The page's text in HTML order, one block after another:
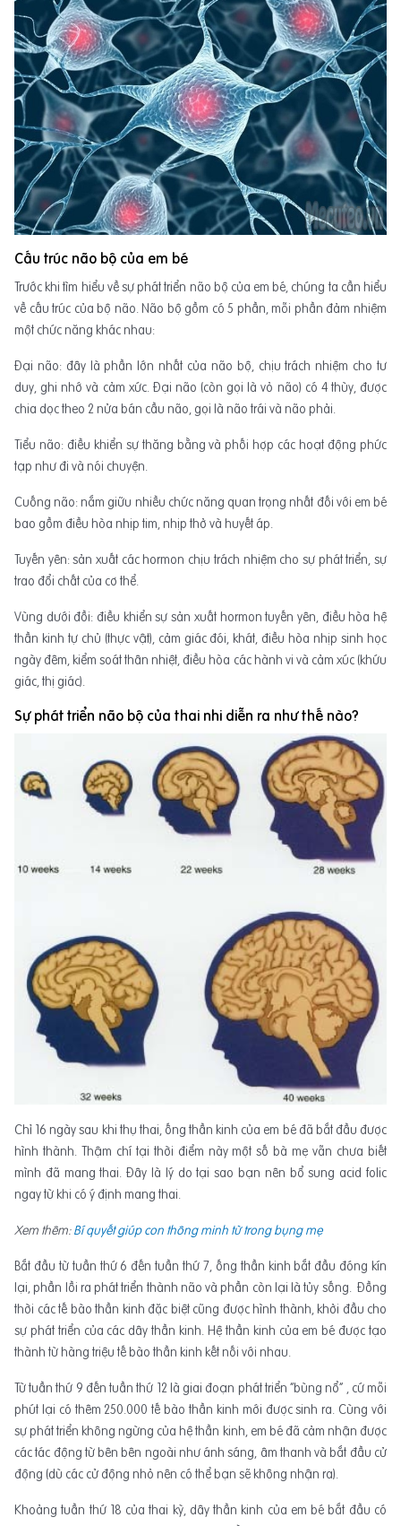
Cấu trúc não bộ của em bé
Trước khi tìm hiểu về sự phát triển não bộ của em bé, chúng ta cần hiểu
về cấu trúc của bộ não. Não bộ gồm có 5 phần, mỗi phần đảm nhiệm
một chức năng khác nhau:
Đại não: đây là phần lớn nhất của não bộ, chịu trách nhiệm cho tư
duy, ghi nhớ và cảm xức. Đại não (còn gọi là vỏ não) có 4 thùy, được
chia dọc theo 2 nửa bán cầu não, gọi là não trái và não phải.
Tiểu não: điều khiển sự thăng bằng và phối hợp các hoạt động phức
tạp như đi và nói chuyện.
Cuống não: nắm giữu nhiều chức năng quan trọng nhất đối với em bé
bao gồm điều hòa nhịp tim, nhịp thở và huyết áp.
Tuyến yên: sản xuất các hormon chịu trách nhiệm cho sự phát triển, sự
trao đổi chất của cơ thể.
Vùng dưới đồi: điều khiển sự sản xuất hormon tuyến yên, điều hòa hệ
thần kinh tự chủ (thực vật), cảm giác đói, khát, điều hòa nhịp sinh học
ngày đêm, kiểm soát thân nhiệt, điều hòa các hành vi và cảm xúc (khứu
giác, thị giác).
Sự phát triển não bộ của thai nhi diễn ra như thế nào?
Chỉ 16 ngày sau khi thụ thai, ống thần kinh của em bé đã bắt đầu được
hình thành. Thậm chí tại thời điểm này một số bà mẹ vẫn chưa biết
mình đã mang thai. Đây là lý do tại sao bạn nên bổ sung acid folic
ngay từ khi có ý định mang thai.
Xem thêm:Bí quyết giúp con thông minh từ trong bụng mẹ
Bắt đầu từ tuần thứ 6 đến tuần thứ 7, ống thần kinh bắt đầu đóng kín
lại, phần lồi ra phát triển thành não và phần còn lại là tủy sống. Đồng
thời các tế bào thần kinh đặc biệt cũng được hình thành, khởi đầu cho
sự phát triển của các dây thần kinh. Hệ thần kinh của em bé được tạo
thành từ hàng triệu tế bào thần kinh kết nối với nhau.
Từ tuần thứ 9 đến tuần thứ 12 là giai đoạn phát triển “bùng nổ” , cứ mỗi
phút lại có thêm 250.000 tế bào thần kinh mới được sinh ra. Cùng với
sự phát triển không ngừng của hệ thần kinh, em bé đã cảm nhận được
các tác động từ bên bên ngoài như ánh sáng, âm thanh và bắt đầu cử
động (dù các cử động nhỏ nên có thể bạn sẽ không nhận ra).
Khoảng tuần thứ 18 của thai kỳ, dây thần kinh của em bé bắt đầu có